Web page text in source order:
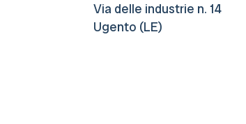
Via delle industrie n. 14
Ugento (LE)